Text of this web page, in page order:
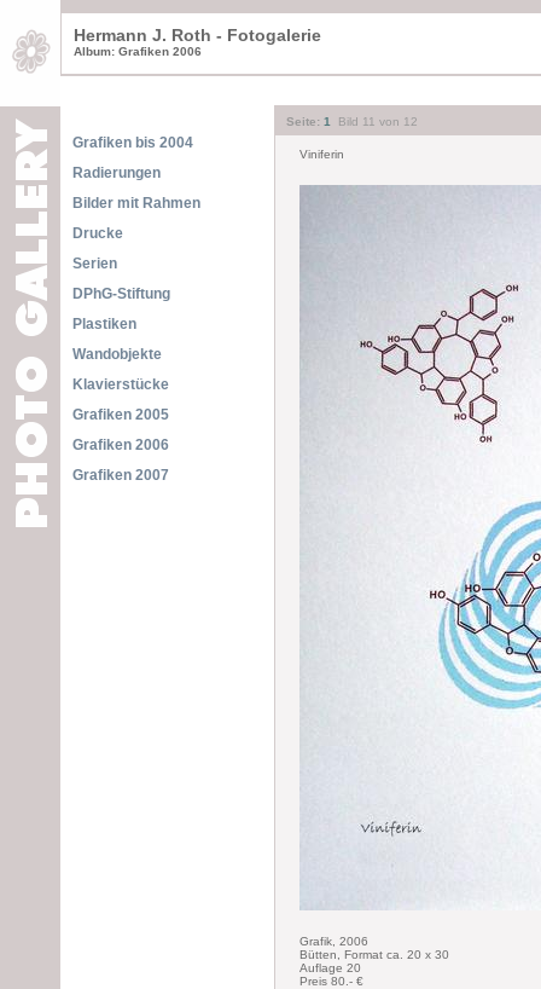
Hermann J. Roth - Fotogalerie
Album: Grafiken 2006
Seite: 1 Bild 11 von 12
Grafiken bis 2004
Radierungen
Bilder mit Rahmen
Drucke
Serien
DPhG-Stiftung
Plastiken
Wandobjekte
Klavierstücke
Grafiken 2005
Grafiken 2006
Grafiken 2007
Viniferin
Grafik, 2006
Bütten, Format ca. 20 x 30
Auflage 20
Preis 80.- €